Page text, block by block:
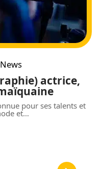
News
actrice,
pour ses talents et
et…